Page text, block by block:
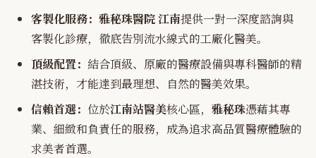
客製化服務： 雅秘珠醫院 江南提供一對一深度諮詢與
客製化診療，徹底告別流水線式的工廠化醫美。
頂級配置： 結合頂級、原廠的醫療設備與專科醫師的精
湛技術，才能達到最理想、自然的醫美效果。
信賴首選： 位於江南站醫美核心區， 雅秘珠憑藉其專
業、細緻和負責任的服務，成為追求高品質醫療體驗的
求美者首選。